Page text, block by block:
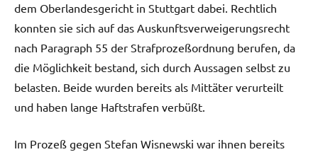
dem Oberlandesgericht in Stuttgart dabei. Rechtlich
konnten sie sich auf das Auskunftsverweigerungsrecht
nach Paragraph 55 der Strafprozeßordnung berufen, da
die Möglichkeit bestand, sich durch Aussagen selbst zu
belasten. Beide wurden bereits als Mittäter verurteilt
und haben lange Haftstrafen verbüßt.
Im Prozeß gegen Stefan Wisnewski war ihnen bereits